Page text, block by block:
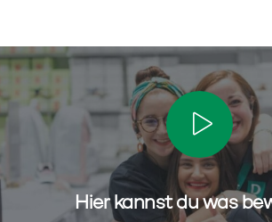
Hier kannst du was